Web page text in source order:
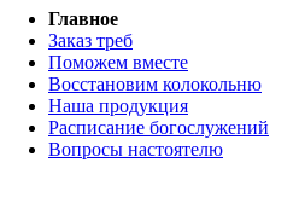
Главное
Заказ треб
Поможем вместе
Восстановим колокольню
Наша продукция
Расписание богослужений
Вопросы настоятелю